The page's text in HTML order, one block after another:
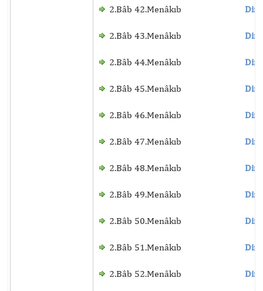
2.Bâb 42.Menâkıb
2.Bâb 43.Menâkıb
2.Bâb 44.Menâkıb
2.Bâb 45.Menâkıb
2.Bâb 46.Menâkıb
2.Bâb 47.Menâkıb
2.Bâb 48.Menâkıb
2.Bâb 49.Menâkıb
2.Bâb 50.Menâkıb
2.Bâb 51.Menâkıb
2.Bâb 52.Menâkıb